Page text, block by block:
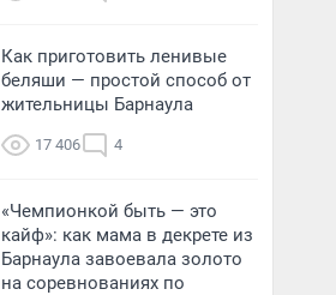
Как приготовить ленивые
беляши — простой способ от
жительницы Барнаула
17 406 4
«Чемпионкой быть — это
кайф»: как мама в декрете из
Барнаула завоевала золото
на соревнованиях по